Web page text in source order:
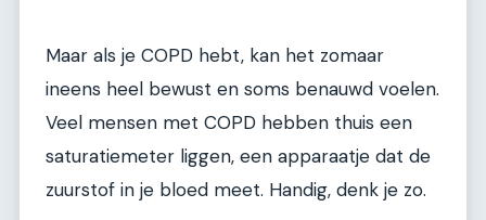
Maar als je COPD hebt, kan het zomaar
ineens heel bewust en soms benauwd voelen.
Veel mensen met COPD hebben thuis een
saturatiemeter liggen, een apparaatje dat de
zuurstof in je bloed meet. Handig, denk je zo.